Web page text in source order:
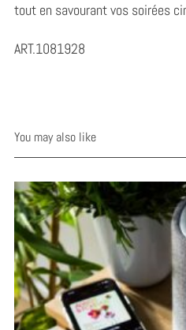
tout en savourant vos soirées
ART.1081928
You may also like